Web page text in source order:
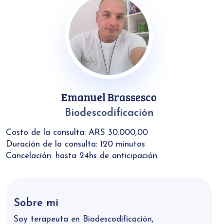
Emanuel Brassesco
Biodescodificación
Costo de la consulta: ARS 30.000,00
Duración de la consulta: 120 minutos
Cancelación: hasta 24hs de anticipación.
Sobre mi
Soy terapeuta en Biodescodificación,